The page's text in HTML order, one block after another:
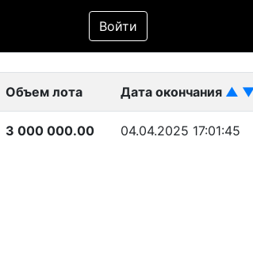
Войти
Фильтр
Объем лота Дата окончания ▲
3 000 000.00 04.04.2025 17:01:45